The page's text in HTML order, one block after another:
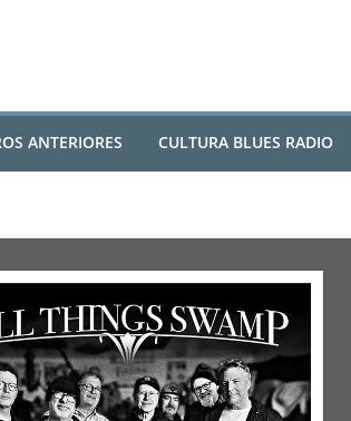
ANTERIORES CULTURA BLUES RADIO